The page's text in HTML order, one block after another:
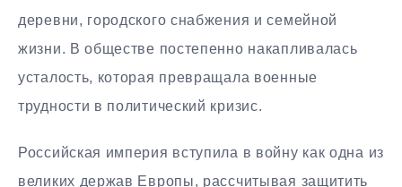
деревни, городского снабжения и семейной
жизни. В обществе постепенно накапливалась
усталость, которая превращала военные
трудности в политический кризис.
Российская империя вступила в войну как одна из
великих держав Европы, рассчитывая защитить